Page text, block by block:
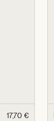
17,70 €